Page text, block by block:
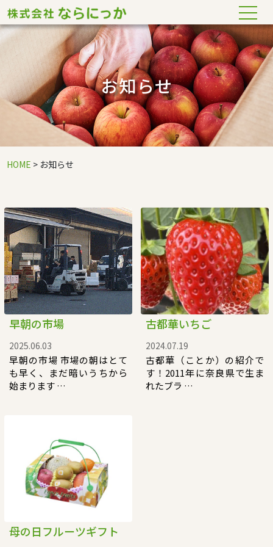
お知らせ
HOME > お知らせ
早朝の市場
2025.06.03
早朝の市場 市場の朝はとて
も早く、まだ暗いうちから
始まります …
古都華いちご
2024.07.19
古都華（ことか）の紹介で
す！2011年に奈良県で生ま
れたブラ …
母の日フルーツギフト